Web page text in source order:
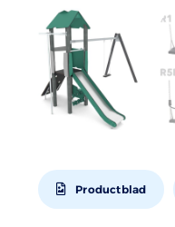
Productblad